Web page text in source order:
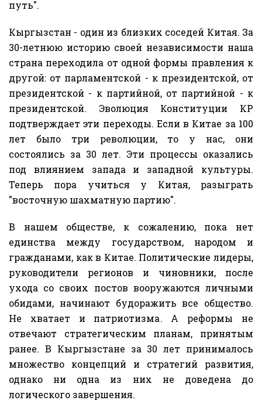
путь".
Кыргызстан - один из близких соседей Китая. За
30-летнюю историю своей независимости наша
страна переходила от одной формы правления к
другой: от парламентской - к президентской, от
президентской - к партийной, от партийной - к
президентской. Эволюция Конституции КР
подтверждает эти переходы. Если в Китае за 100
лет было три революции, то у нас, они
состоялись за 30 лет. Эти процессы оказались
под влиянием запада и западной культуры.
Теперь пора учиться у Китая, разыграть
"восточную шахматную партию".
В нашем обществе, к сожалению, пока нет
единства между государством, народом и
гражданами, как в Китае. Политические лидеры,
руководители регионов и чиновники, после
ухода со своих постов вооружаются личными
обидами, начинают будоражить все общество.
Не хватает и патриотизма. А реформы не
отвечают стратегическим планам, принятым
ранее. В Кыргызстане за 30 лет принималось
множество концепций и стратегий развития,
однако ни одна из них не доведена до
логического завершения.